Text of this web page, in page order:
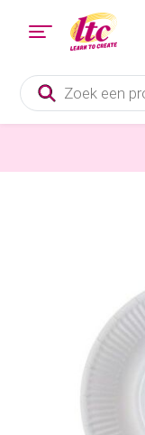
Producten
zoeken